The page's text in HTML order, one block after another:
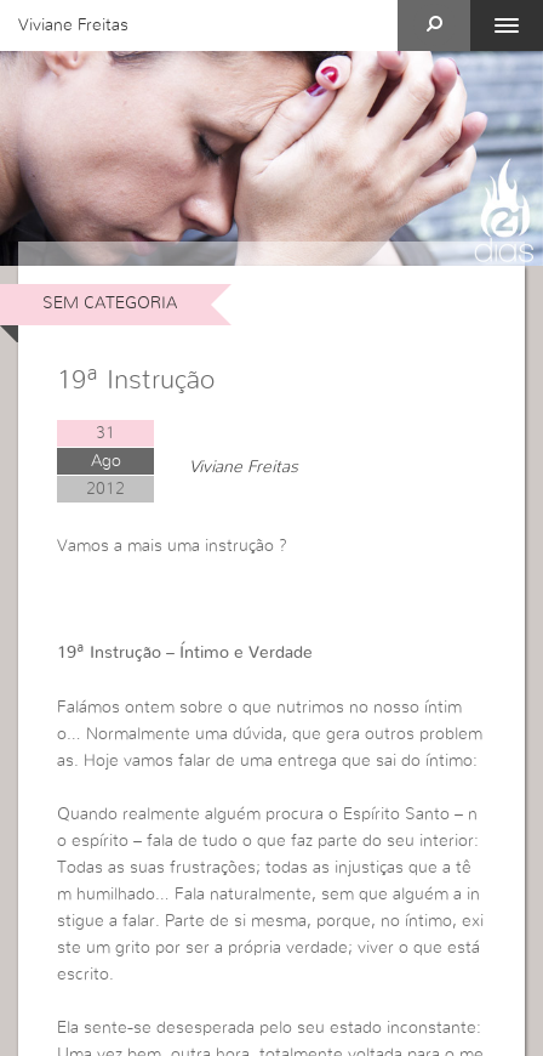
Viviane Freitas
SEM CATEGORIA
19ª Instrução
31
Ago
2012
Viviane Freitas
Vamos a mais uma instrução ?
19ª Instrução – Íntimo e Verdade
Falámos ontem sobre o que nutrimos no nosso íntim
o… Normalmente uma dúvida, que gera outros problem
as. Hoje vamos falar de uma entrega que sai do íntimo:
Quando realmente alguém procura o Espírito Santo – n
o espírito – fala de tudo o que faz parte do seu interior:
Todas as suas frustrações; todas as injustiças que a tê
m humilhado… Fala naturalmente, sem que alguém a in
stigue a falar. Parte de si mesma, porque, no íntimo, exi
ste um grito por ser a própria verdade; viver o que está
escrito.
Ela sente-se desesperada pelo seu estado inconstante: